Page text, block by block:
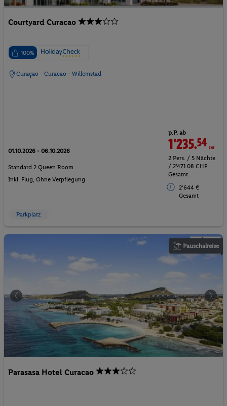
Courtyard Curacao
100%
Curaçao - Curacao - Willemstad
01.10.2026 - 06.10.2026
Standard 2 Queen Room
Inkl. Flug, Ohne Verpflegung
p.P. ab
1'235.54CHF
2 Pers. / 5 Nächte
/ 2'471.08 CHF
Gesamt
2'644 €
Gesamt
Parkplatz
Pauschalreise
Parasasa Hotel Curacao